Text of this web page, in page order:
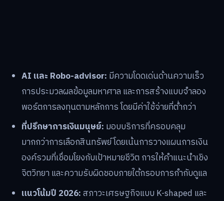
AI และ Robo-advisor: มีความโดดเด่นด้านความเร็ว
การประมวลผลข้อมูลมหาศาล และการสร้างแบบจำลอง
พอร์ตการลงทุนตามหลักการ โดยมีค่าใช้จ่ายที่ต่ำกว่า
ที่ปรึกษาการเงินมนุษย์: มอบบริการที่ครอบคลุม
มากกว่าการเลือกสินทรัพย์ โดยเน้นการวางแผนการเงิน
องค์รวมที่เชื่อมโยงกับเป้าหมายชีวิต การให้คำแนะนำเชิง
จิตวิทยา และความรับผิดชอบภายใต้กรอบการกำกับดูแล
แนวโน้มปี 2026:สภาวะเศรษฐกิจแบบ K-shaped และ